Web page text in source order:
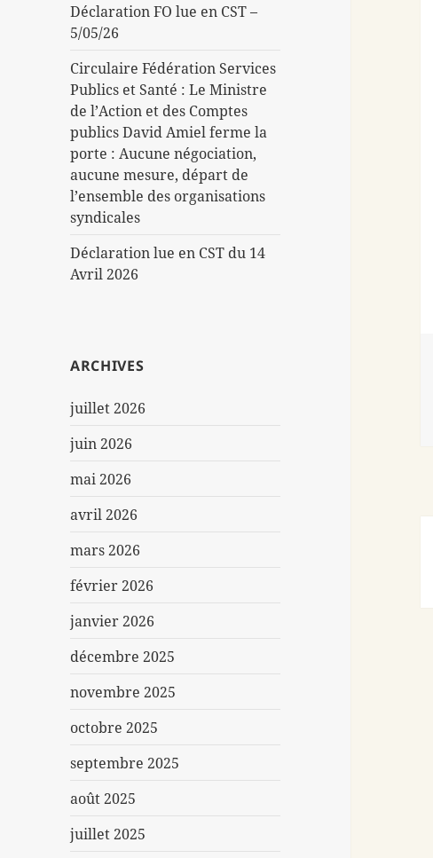
Déclaration FO lue en CST –
5/05/26
Circulaire Fédération Services
Publics et Santé : Le Ministre
de l’Action et des Comptes
publics David Amiel ferme la
porte : Aucune négociation,
aucune mesure, départ de
l’ensemble des organisations
syndicales
Déclaration lue en CST du 14
Avril 2026
ARCHIVES
juillet 2026
juin 2026
mai 2026
avril 2026
mars 2026
février 2026
janvier 2026
décembre 2025
novembre 2025
octobre 2025
septembre 2025
août 2025
juillet 2025